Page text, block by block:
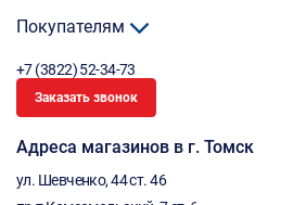
Покупателям
+7 (3822) 52-34-73
Заказать звонок
Адреса магазинов в г. Томск
ул. Шевченко, 44 ст. 46